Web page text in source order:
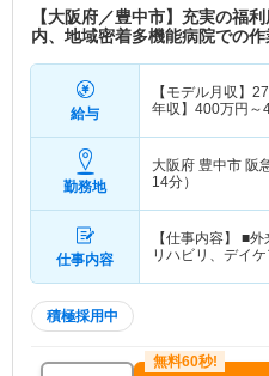
【大阪府／豊中市】充実の福
内、地域密着多機能病院での
給与
【モデル月収】
年収】 400万円～
勤務地
大阪府 豊中市 阪
14分）
仕事内容
【仕事内容】 ■
積極採用中